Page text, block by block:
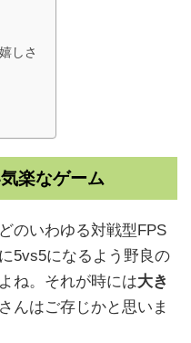
しさ
楽なゲーム
のいわゆる対戦型FPS
5vs5になるよう野良の
ね。それが時には大き
んはご存じかと思いま